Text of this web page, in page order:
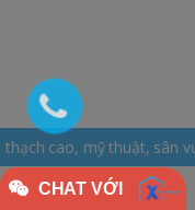
CHAT VỚI
sân vườn tiểu